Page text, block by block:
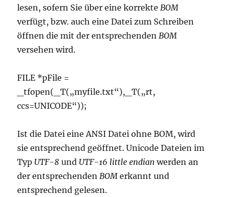
lesen, sofern Sie über eine korrekteBOM
verfügt, bzw. auch eine Datei zum Schreiben
öffnen die mit der entsprechendenBOM
versehen wird.
FILE *pFile =
_tfopen(_T(„myfile.txt“),_T(„rt,
ccs=UNICODE“));
Ist die Datei eine ANSI Datei ohne BOM, wird
sie entsprechend geöffnet. Unicode Dateien im
Typ UTF-8und UTF-16 little endianwerden an
der entsprechendenBOMerkannt und
entsprechend gelesen.